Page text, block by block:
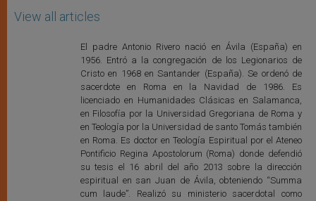
View all articles
El padre Antonio Rivero nació en Ávila (España) en
1956. Entró a la congregación de los Legionarios de
Cristo en 1968 en Santander (España). Se ordenó de
sacerdote en Roma en la Navidad de 1986. Es
licenciado en Humanidades Clásicas en Salamanca,
en Filosofía por la Universidad Gregoriana de Roma y
en Teología por la Universidad de santo Tomás también
en Roma. Es doctor en Teología Espiritual por el Ateneo
Pontificio Regina Apostolorum (Roma) donde defendió
su tesis el 16 abril del año 2013 sobre la dirección
espiritual en san Juan de Ávila, obteniendo “Summa
cum laude”. Realizó su ministerio sacerdotal como